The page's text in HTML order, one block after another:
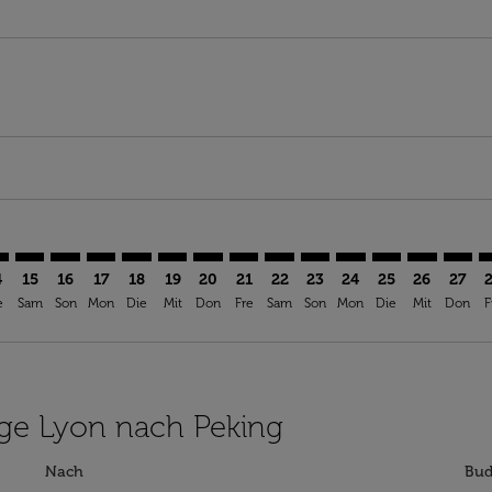
15
Sam
16
Son
17
Mon
18
Die
19
Mit
LYS–PKX: cmp-view-offers-
20
Don
LYS–PKX: cmp-view-offers-
21
Fre
LYS–PKX: cmp-view-
22
Sam
LYS–PKX: cmp-view-
23
Son
LYS–PKX: cmp-
24
Mon
LYS–PKX:
25
Die
26
Mit
27
Don
Lyon nach Peking
Nach